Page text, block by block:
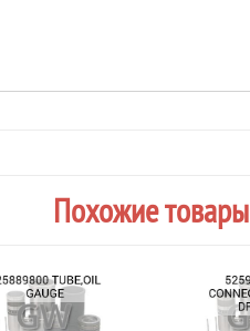
Похожие товары